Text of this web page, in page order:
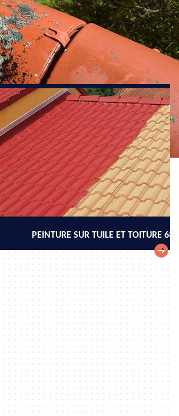
PEINTURE SUR TUILE ET TOITURE 68